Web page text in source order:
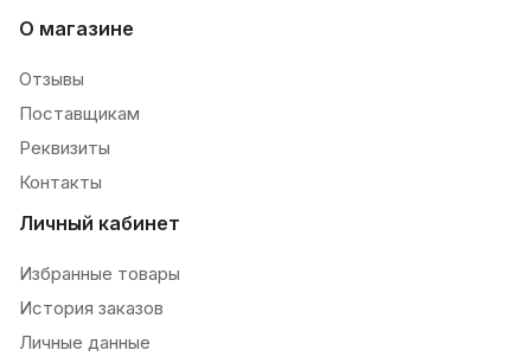
О магазине
Отзывы
Поставщикам
Реквизиты
Контакты
Личный кабинет
Избранные товары
История заказов
Личные данные